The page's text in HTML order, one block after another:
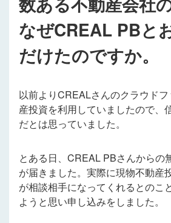
なぜCREAL PBと
だけたのですか。
以前よりCREALさんのクラウド
産投資を利用していましたので、
だとは思っていました。
とある日、CREAL PBさんからの
が届きました。実際に現物不動産
が相談相手になってくれるとのこ
ようと思い申し込みをしました。